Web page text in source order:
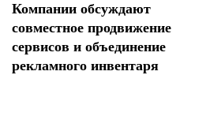
Компании обсуждают
совместное продвижение
сервисов и объединение
рекламного инвентаря